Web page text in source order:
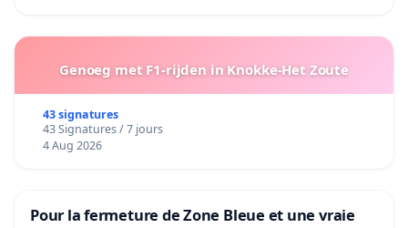
Genoeg met F1-rijden in Knokke-Het Zoute
43 signatures
43 Signatures / 7 jours
4 Aug 2026
Pour la fermeture de Zone Bleue et une vraie